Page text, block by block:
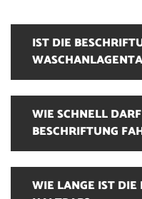
IST DIE
WIE SCHNELL
BESCHRIFTUNG
WIE LANGE IST DIE